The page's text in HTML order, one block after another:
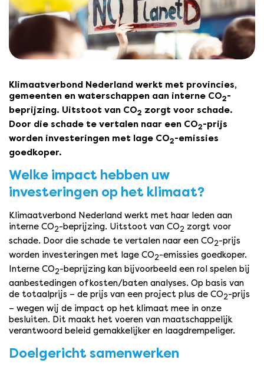
Klimaatverbond Nederland werkt met provincies,
gemeenten en waterschappen aan interne CO2-
beprijzing. Uitstoot van CO2 zorgt voor schade.
Door die schade te vertalen naar een CO2-prijs
worden investeringen met lage CO2-emissies
goedkoper.
Welke impact hebben uw
investeringen op het klimaat?
Klimaatverbond Nederland werkt met haar leden aan
interne CO2-beprijzing. Uitstoot van CO2 zorgt voor
schade. Door die schade te vertalen naar een CO2-prijs
worden investeringen met lage CO2-emissies goedkoper.
Interne CO2-beprijzing kan bijvoorbeeld een rol spelen bij
aanbestedingen of kosten/baten analyses. Op basis van
de totaalprijs – de prijs van een project plus de CO2-prijs
– wegen wij de impact op het klimaat mee in onze
besluiten. Dit maakt het voeren van maatschappelijk
verantwoord beleid gemakkelijker en laagdrempeliger.
Doelgericht samenwerken